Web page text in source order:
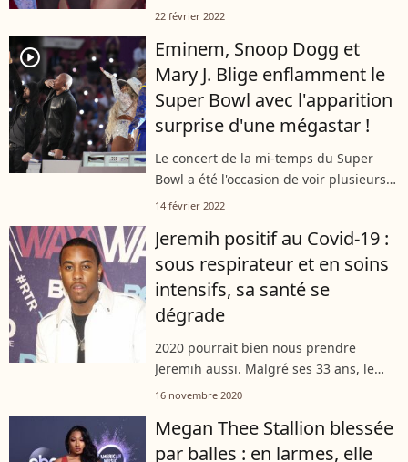
apparition au Super Bowl le 14 février
humour et surtout une grande
confiance...
22 février 2022
player2
Eminem, Snoop Dogg et
Mary J. Blige enflamment le
Super Bowl avec l'apparition
surprise d'une mégastar !
Le concert de la mi-temps du Super
Bowl a été l'occasion de voir plusieurs
légendes du rap américain, de Snoop
Blige. Les artistes avaient même...
14 février 2022
Jeremih positif au Covid-19 :
sous respirateur et en soins
intensifs, sa santé se
dégrade
2020 pourrait bien nous prendre
Jeremih aussi. Malgré ses 33 ans, le
chanteur américain est dans un état
le 14 novembre 2020, en citant des
sources...
16 novembre 2020
Megan Thee Stallion blessée
par balles : en larmes, elle